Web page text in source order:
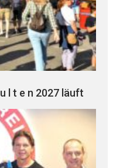
l t e n 2027 läuft